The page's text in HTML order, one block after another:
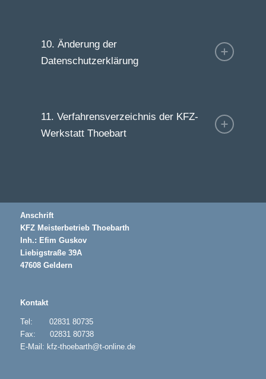
10. Änderung der
Datenschutzerklärung
11. Verfahrensverzeichnis der KFZ-
Werkstatt Thoebart
Anschrift
KFZ Meisterbetrieb Thoebarth
Inh.: Efim Guskov
Liebigstraße 39A
47608 Geldern
Kontakt
Tel: 02831 80735
Fax: 02831 80738
E-Mail: kfz-thoebarth@t-online.de